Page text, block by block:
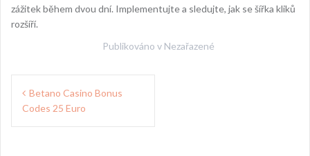
zážitek během dvou dní. Implementujte a sledujte, jak se šířka kliků
rozšíří.
Publikováno v Nezařazené
Navigace
proBetano Casino Bonus
Codes 25 Euro